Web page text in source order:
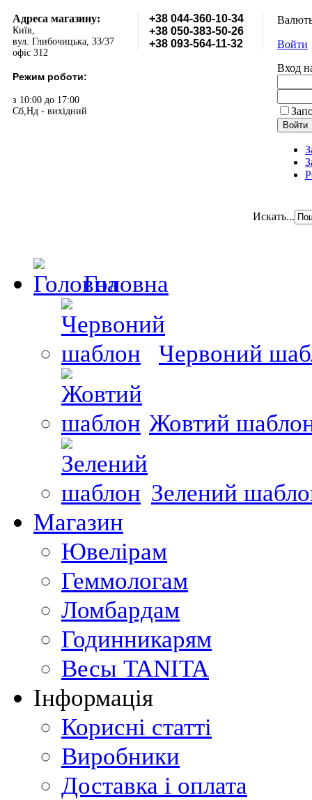
Адреса магазину:
Київ,
вул. Глибочицька, 33/37
офіс 312
Режим роботи:
з 10:00 до 17:00
Сб,Нд - вихідний
+38 044-360-10-34
+38 050-383-50-26
+38 093-564-11-32
Войти
Вход
Искать...
Головна
Червоний
Жовтий
Зелений
Магазин
Ювелірам
Геммологам
Ломбардам
Годинникарям
Весы TANITA
Інформація
Корисні статті
Виробники
Доставка і оплата